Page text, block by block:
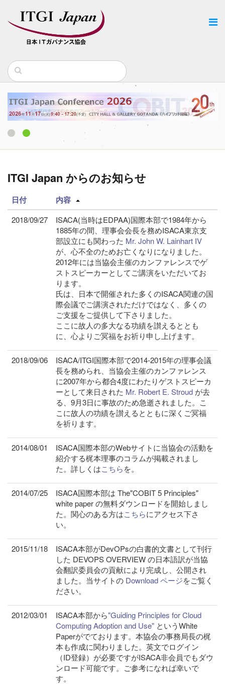
ITGI Japan からのお知らせ
日付 内容
2018/09/27
ISACA(当時はEDPAA)国際本部で1984年から
1885年の間、理事会会長を務めISACA東京支
部設立にも関わった Mr. John W. Lainhart IV
が、心不全のためお亡くなりになりました。
2012年には当協会主催のカンファレンスでゲ
ストスピーカーとしてご講演をいただいてお
ります。
氏は、日本で開催された多くのISACA関連の国
際会議でご講演されただけではなく、多くの
ご支援をご提供して下さりました。
ここに故人の多大なる功績を讃えるととも
に、心よりご冥福をお祈り申し上げます。
2018/09/06
ISACA/ITGI国際本部で2014-2015年の理事会議
長を務められ、当協会主催のカンファレンス
に2007年から都合4度にわたりゲストスピーカ
ーとして来日された Mr. Robert E. Stroud が去
る、9月3日に事故のため急逝されました。こ
こに故人の功績を讃えるとともに深くご冥福
を祈ります。
2014/08/01
ISACA国際本部のWebサイトに当協会の活動を
紹介する梶本理事のコラムが掲載されまし
た。詳しくはこちらを。
2014/07/25
ISACA国際本部は The"COBIT 5 Principles"
white paper の無料ダウンロードを開始しまし
た。関心のある方はこちらにアクセス下さ
い。
2015/11/18
ISACA本部がDevOPsの白書的文書として刊行
した DEVOPS OVERVIEW の日本語訳が当協
会翻訳委員会の貢献により完成し、公開され
ました。当サイトの Download ページをご覧く
ださい。
2012/03/01 ISACA本部から"Guiding Principles for Cloud
Computing Adoption and Use" というWhite
Paperがでております。本協会の事務局長の梶
本も作成に関わりました。英文でログイン
（ID登録）が必要ですがISACA非会員でもダウ
ンロード可能です。ご参考になれば幸いで
す。